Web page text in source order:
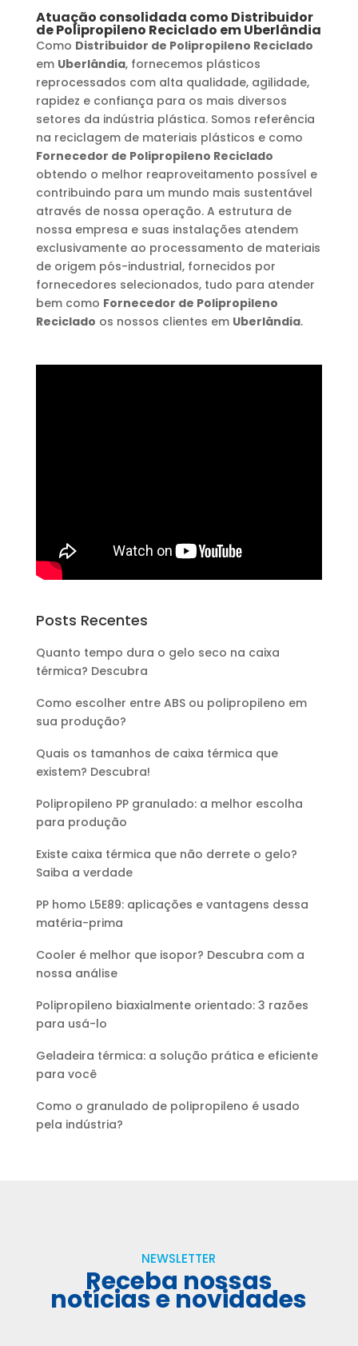
Atuação consolidada como Distribuidor
de Polipropileno Reciclado emUberlândia
Como Distribuidor de Polipropileno Reciclado
em Uberlândia, fornecemos plásticos
reprocessados com alta qualidade, agilidade,
rapidez e confiança para os mais diversos
setores da indústria plástica. Somos referência
na reciclagem de materiais plásticos e como
Fornecedor de Polipropileno Reciclado
obtendo o melhor reaproveitamento possível e
contribuindo para um mundo mais sustentável
através de nossa operação. A estrutura de
nossa empresa e suas instalações atendem
exclusivamente ao processamento de materiais
de origem pós-industrial, fornecidos por
fornecedores selecionados, tudo para atender
bem como Fornecedor de Polipropileno
Reciclado os nossos clientes em Uberlândia.
Posts Recentes
Quanto tempo dura o gelo seco na caixa
térmica? Descubra
Como escolher entre ABS ou polipropileno em
sua produção?
Quais os tamanhos de caixa térmica que
existem? Descubra!
Polipropileno PP granulado: a melhor escolha
para produção
Existe caixa térmica que não derrete o gelo?
Saiba a verdade
PP homo L5E89: aplicações e vantagens dessa
matéria-prima
Cooler é melhor que isopor? Descubra com a
nossa análise
Polipropileno biaxialmente orientado: 3 razões
para usá-lo
Geladeira térmica: a solução prática e eficiente
para você
Como o granulado de polipropileno é usado
pela indústria?
NEWSLETTER
Receba nossas
notícias e novidades